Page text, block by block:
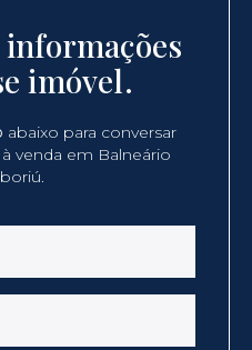
informações
imóvel.
abaixo para conversar
venda em Balneário